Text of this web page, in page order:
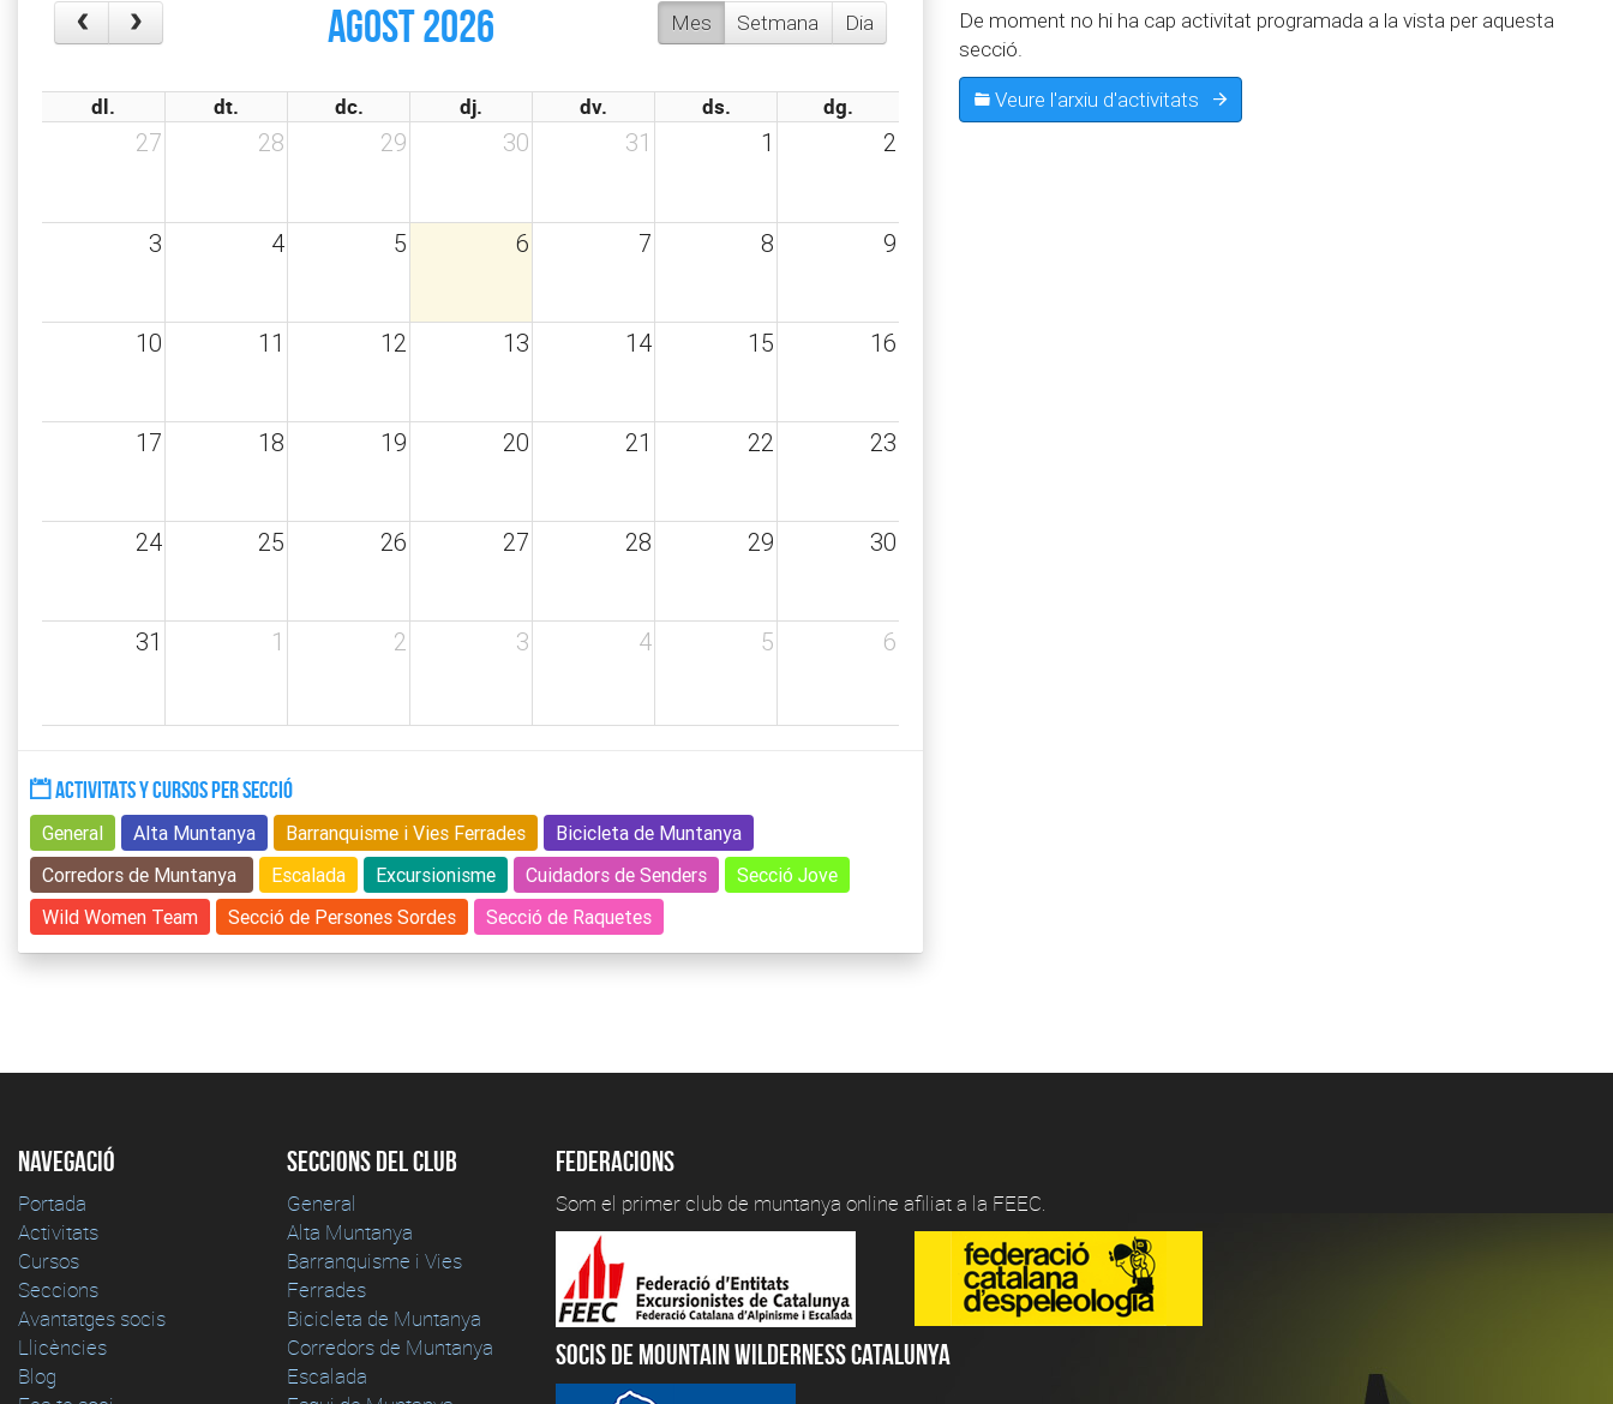
Mes Setmana Dia
agost 2026
dl. dt. dc. dj. dv. ds. dg.
27 28 29 30 31 1 2
3 4 5 6 7 8 9
10 11 12 13 14 15 16
17 18 19 20 21 22 23
24 25 26 27 28 29 30
31 1 2 3 4 5 6
ACTIVITATS Y CURSOS PER SECCIÓ
General Alta Muntanya Barranquisme i Vies Ferrades
Bicicleta de Muntanya
Corredors de Muntanya
Escalada Excursionisme Cuidadors de Senders
Secció Jove
Wild Women Team
Secció de Persones Sordes Secció de Raquetes
De moment no hi ha cap activitat programada a la vista per aquesta
secció.
Veure l'arxiu d'activitats
Navegació
Portada
Activitats
Cursos
Seccions
Avantatges socis
Llicències
Blog
Seccions del club
General
Alta Muntanya
Barranquisme i Vies
Ferrades
Bicicleta de Muntanya
Corredors de Muntanya
Escalada
Federacions
Som el primer club de muntanya online afiliat a la FEEC.
Socis de Mountain Wilderness Catalunya